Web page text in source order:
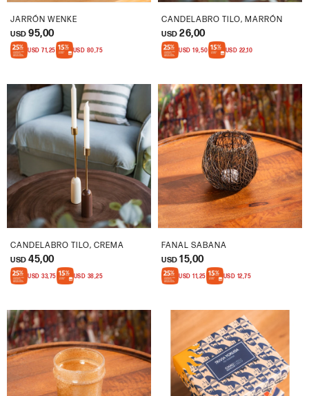
JARRÓN WENKE
USD 95,00
USD 71,25 USD 80,75
CANDELABRO TILO, MARRÓN
USD 26,00
USD 19,50 USD 22,10
CANDELABRO TILO, CREMA
USD 45,00
USD 33,75 USD 38,25
FANAL SABANA
USD 15,00
USD 11,25 USD 12,75